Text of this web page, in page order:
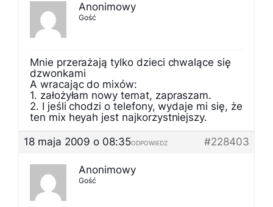
Anonimowy
Gość
Mnie przerażają tylko dzieci chwalące się
dzwonkami
A wracając do mixów:
1. założyłam nowy temat, zapraszam.
2. I jeśli chodzi o telefony, wydaje mi się, że
ten mix heyah jest najkorzystniejszy.
18 maja 2009 o 08:35
#228403
ODPOWIEDZ
Anonimowy
Gość